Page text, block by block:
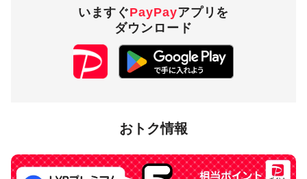
いますぐPayPayアプリを
ダウンロード
おトク情報